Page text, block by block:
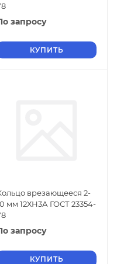
запросу
КУПИТЬ
врезающееся 2-
мм 12ХН3А ГОСТ 23354-
запросу
КУПИТЬ